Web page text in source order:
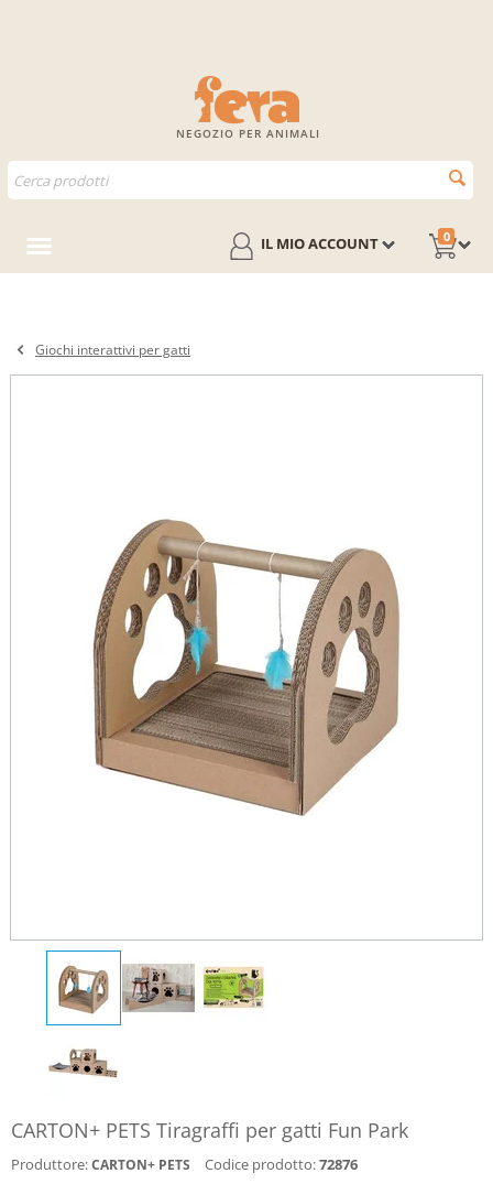
NEGOZIO PER ANIMALI
0
IL MIO ACCOUNT
Giochi interattivi per gatti
CARTON+ PETS Tiragraffi per gatti Fun Park
Produttore:CARTON+ PETS Codice prodotto:72876